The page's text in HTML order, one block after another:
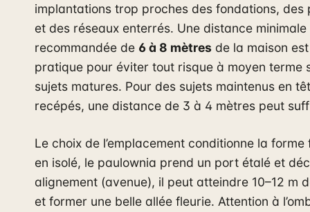
implantations trop proches des fondations, des
et des réseaux enterrés. Une distance minimale
recommandée de 6 à 8 mètres de la maison
pratique pour éviter tout risque à moyen terme
sujets matures. Pour des sujets maintenus en
recépés, une distance de 3 à 4 mètres peut
Le choix de l’emplacement conditionne la forme
en isolé, le paulownia prend un port étalé et
alignement (avenue), il peut atteindre 10–12 m
et former une belle allée fleurie. Attention à